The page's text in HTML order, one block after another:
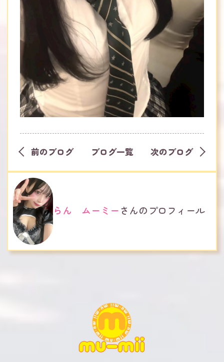
らん ムーミーさんのプロフィール
前のブログ ブログ一覧 次のブログ